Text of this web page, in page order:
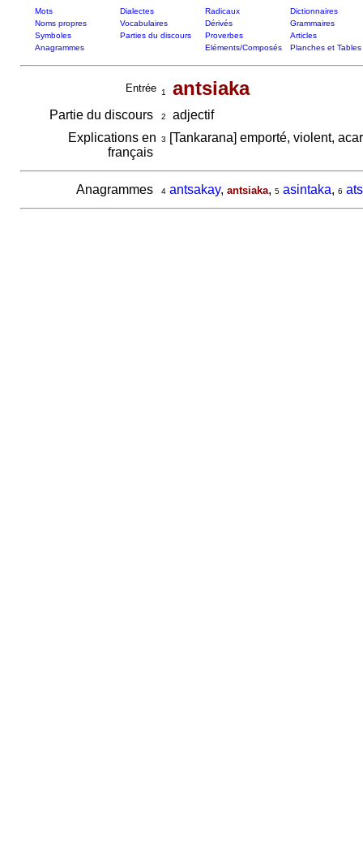
Mots Dialectes Radicaux
Dictionnaires
Noms propres
Vocabulaires Dérivés
Grammaires
Symboles
Parties du discours Proverbes
Articles
Anagrammes
Eléments/Composés Planches et Tables
Entrée 1 antsiaka
Partie du discours 2
adjectif
Explications en
français
3 [Tankarana] emporté, violent,
Anagrammes 4 antsakay, antsiaka, 5 asintaka, 6